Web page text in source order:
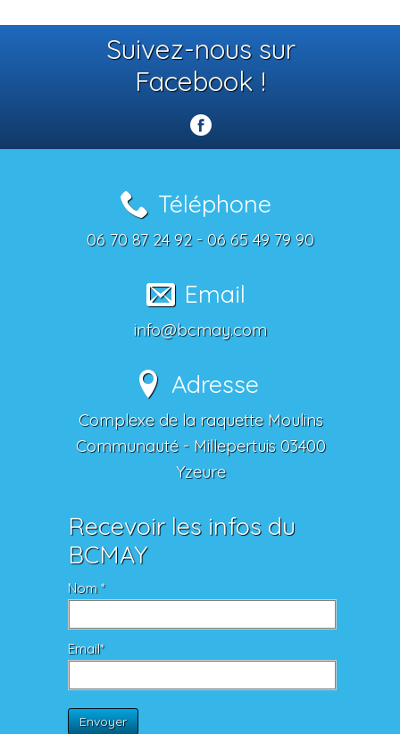
Suivez-nous sur
Facebook !
Téléphone
06 70 87 24 92 - 06 65 49 79 90
Email
info@bcmay.com
Adresse
Complexe de la raquette Moulins
Communauté - Millepertuis 03400
Yzeure
Recevoir les infos du
BCMAY
Nom *
Email*
Envoyer